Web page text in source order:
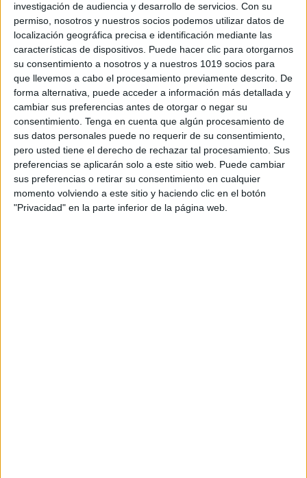
investigación de audiencia y desarrollo de servicios. Con su
permiso, nosotros y nuestros socios podemos utilizar datos de
localización geográfica precisa e identificación mediante las
características de dispositivos. Puede hacer clic para otorgarnos
su consentimiento a nosotros y a nuestros 1019 socios para
que llevemos a cabo el procesamiento previamente descrito. De
forma alternativa, puede acceder a información más detallada y
cambiar sus preferencias antes de otorgar o negar su
consentimiento. Tenga en cuenta que algún procesamiento de
sus datos personales puede no requerir de su consentimiento,
pero usted tiene el derecho de rechazar tal procesamiento. Sus
preferencias se aplicarán solo a este sitio web. Puede cambiar
sus preferencias o retirar su consentimiento en cualquier
momento volviendo a este sitio y haciendo clic en el botón
"Privacidad" en la parte inferior de la página web.
encontrar
decarción dehalloween
Cuatro modelos diferentes de toppers dehalloween